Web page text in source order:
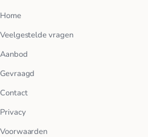
Home
Veelgestelde vragen
Aanbod
Gevraagd
Contact
Privacy
Voorwaarden